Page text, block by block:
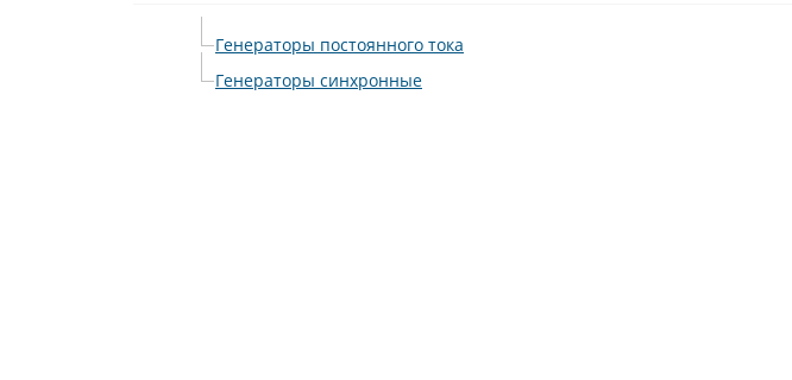
Генераторы постоянного тока
Генераторы синхронные